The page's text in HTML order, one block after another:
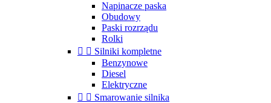
Napinacze paska
Obudowy
Paski rozrządu
Rolki
  Silniki kompletne
Benzynowe
Diesel
Elektryczne
  Smarowanie silnika